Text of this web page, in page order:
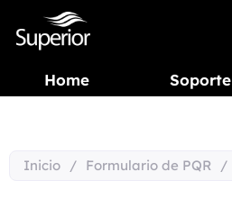
Home Soporte
Inicio / Formulario de PQR /